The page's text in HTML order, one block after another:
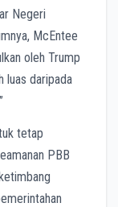
Negeri
McEntee
oleh Trump
luas daripada
tetap
PBB